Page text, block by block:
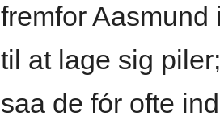
fremfor
til at lage sig
saa de fór ofte